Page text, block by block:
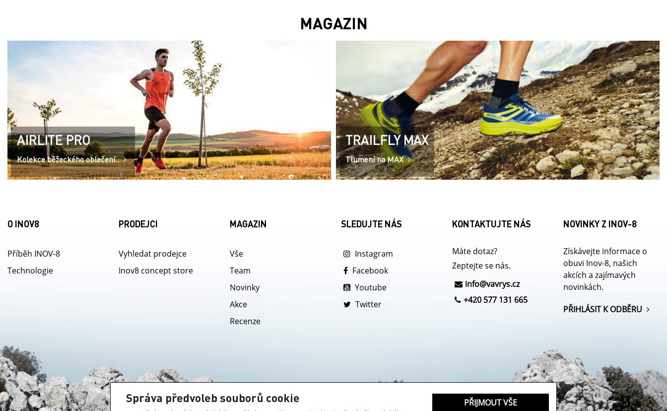
Správa předvoleb souborů cookie PŘIJMOUT VŠE
MAGAZIN
AIRLITE PRO
Kolekce běžeckého oblečení..
TRAILFLY MAX
Tlumení na MAX
O INOV8
Příběh INOV-8
Technologie
PRODEJCI
Vyhledat prodejce
Inov8 concept store
MAGAZIN
Vše
Team
Novinky
Akce
Recenze
SLEDUJTE NÁS
Instagram
Facebook
Youtube
Twitter
KONTAKTUJTE NÁS
Máte dotaz?
Zeptejte se nás.
info@vavrys.cz
+420 577 131 665
NOVINKY Z INOV-8
Získávejte informace o
obuvi Inov-8, našich
akcích a zajímavých
novinkách.
PŘIHLÁSIT K ODBĚRU